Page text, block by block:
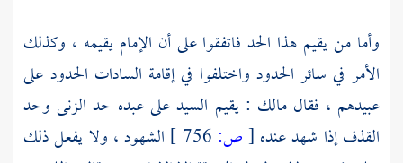
وأما من يقيم هذا الحد فاتفقوا على أن الإمام يقيمه ، وكذلك
الأمر في سائر الحدود واختلفوا في إقامة السادات الحدود على
عبيدهم ، فقالمالك : يقيم السيد على عبده حد الزنى وحد
القذف إذا شهد عنده [ص:
الشهود ، ولا يفعل ذلك